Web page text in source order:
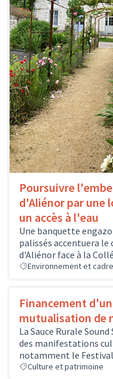
Poursuivre
d'Aliénor par une
un accès à l'eau
Une banquette
palissés accentuera le
d'Aliénor face à la
Environnement et
Financement
mutualisation de
La Sauce Rurale
des manifestations
notamment le
Culture et patrimoine